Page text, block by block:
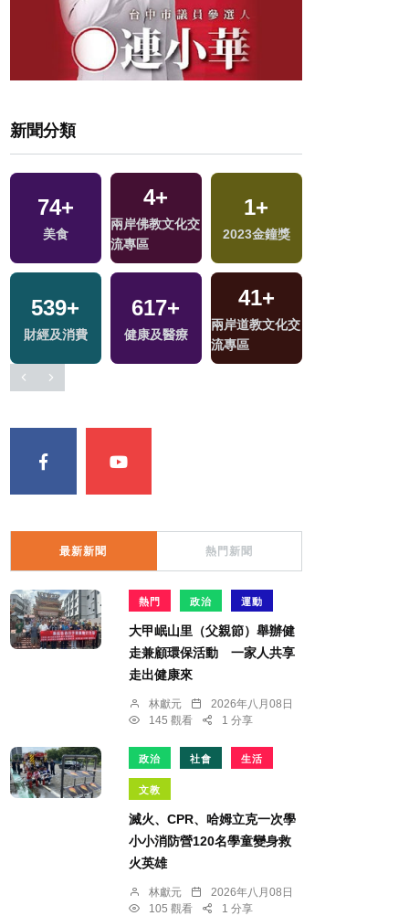
新聞分類
74+
美食
4+
兩岸佛教文化交
流專區
1+
2023金鐘獎
539+
財經及消費
617+
健康及醫療
41+
兩岸道教文化交
流專區
最新新聞 熱門新聞
熱門 政治 運動
大甲岷山里（父親節）舉辦健
走兼顧環保活動 一家人共享
走出健康來
林獻元
2026年八月08日
145 觀看
1 分享
政治 社會 生活
文教
滅火、CPR、哈姆立克一次學
小小消防營120名學童變身救
火英雄
林獻元
2026年八月08日
105 觀看
1 分享